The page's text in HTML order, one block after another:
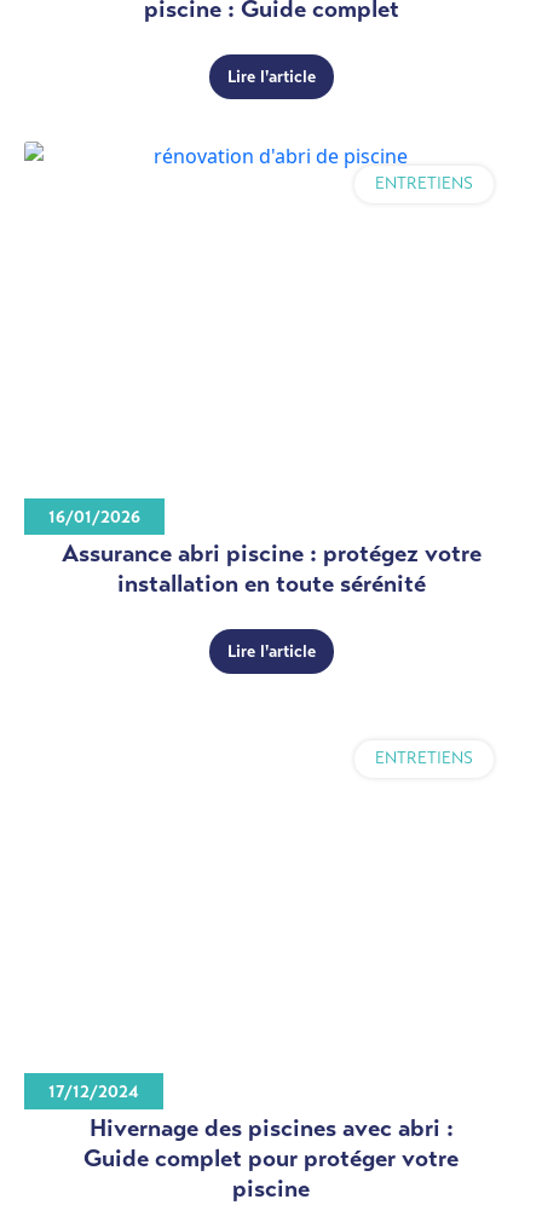
piscine : Guide complet
Lire l'article
ENTRETIENS
Assurance abri piscine : protégez votre
installation en toute sérénité
Lire l'article
16/01/2026
ENTRETIENS
Hivernage des piscines avec abri :
Guide complet pour protéger votre
piscine
17/12/2024